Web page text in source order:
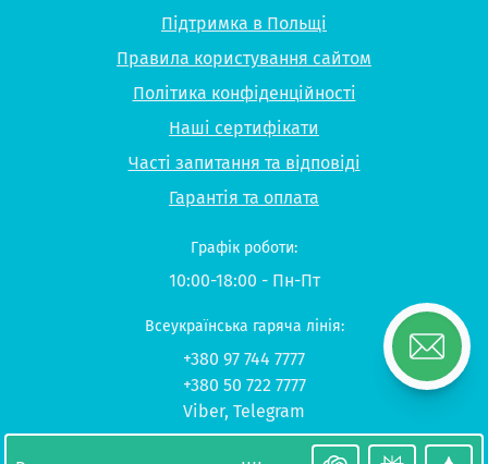
Підтримка в Польщі
Правила користування сайтом
Політика конфіденційності
Наші сертифікати
Часті запитання та відповіді
Гарантія та оплата
Графік роботи:
10:00-18:00 - Пн-Пт
Всеукраїнська гаряча лінія:
+380 97 744 7777
+380 50 722 7777
Viber, Telegram